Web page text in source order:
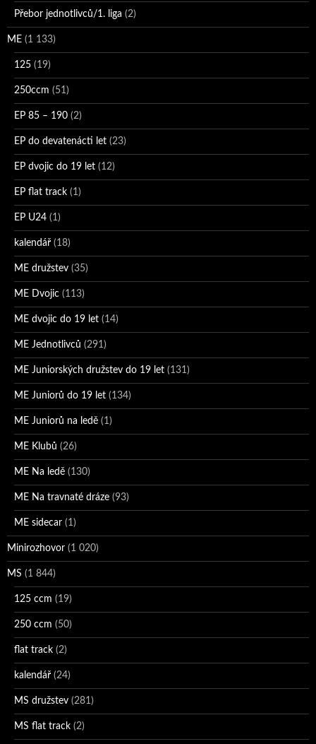
Přebor jednotlivců/1. liga (2)
ME (1 133)
125 (19)
250ccm (51)
EP 85 – 190 (2)
EP do devatenácti let (23)
EP dvojic do 19 let (12)
EP flat track (1)
EP U24 (1)
kalendář (18)
ME družstev (35)
ME Dvojic (113)
ME dvojic do 19 let (14)
ME Jednotlivců (291)
ME Juniorských družstev do 19 let (131)
ME Juniorů do 19 let (134)
ME Juniorů na ledě (1)
ME Klubů (26)
ME Na ledě (130)
ME Na travnaté dráze (93)
ME sidecar (1)
Minirozhovor (1 020)
MS (1 844)
125 ccm (19)
250 ccm (50)
flat track (2)
kalendář (24)
MS družstev (281)
MS flat track (2)